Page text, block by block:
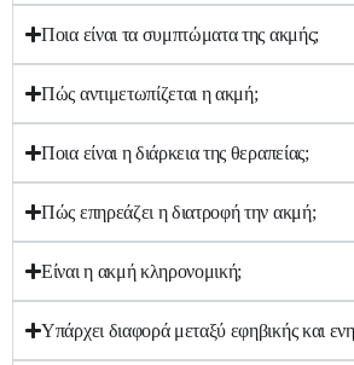
Ποια είναι τα συμπτώματα της ακμής;
Πώς αντιμετωπίζεται η ακμή;
Ποια είναι η διάρκεια της θεραπείας;
Πώς επηρεάζει η διατροφή την ακμή;
Είναι η ακμή κληρονομική;
Υπάρχει διαφορά μεταξύ εφηβικής και